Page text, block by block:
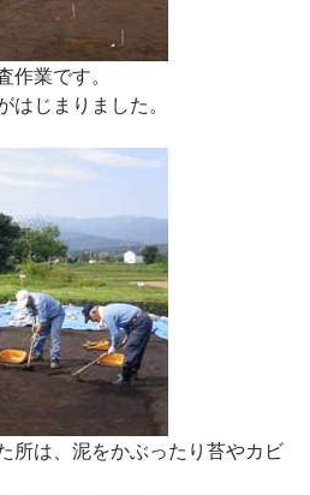
作業です。
はじまりました。
所は、泥をかぶったり苔やカビ